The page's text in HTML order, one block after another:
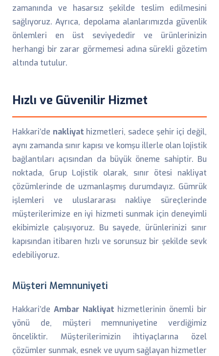
zamanında ve hasarsız şekilde teslim edilmesini
sağlıyoruz. Ayrıca, depolama alanlarımızda güvenlik
önlemleri en üst seviyededir ve ürünlerinizin
herhangi bir zarar görmemesi adına sürekli gözetim
altında tutulur.
Hızlı ve Güvenilir Hizmet
Hakkari’de nakliyat hizmetleri, sadece şehir içi değil,
aynı zamanda sınır kapısı ve komşu illerle olan lojistik
bağlantıları açısından da büyük öneme sahiptir. Bu
noktada, Grup Lojistik olarak, sınır ötesi nakliyat
çözümlerinde de uzmanlaşmış durumdayız. Gümrük
işlemleri ve uluslararası nakliye süreçlerinde
müşterilerimize en iyi hizmeti sunmak için deneyimli
ekibimizle çalışıyoruz. Bu sayede, ürünlerinizi sınır
kapısından itibaren hızlı ve sorunsuz bir şekilde sevk
edebiliyoruz.
Müşteri Memnuniyeti
Hakkari’de Ambar Nakliyat hizmetlerinin önemli bir
yönü de, müşteri memnuniyetine verdiğimiz
önceliktir. Müşterilerimizin ihtiyaçlarına özel
çözümler sunmak, esnek ve uyum sağlayan hizmetler